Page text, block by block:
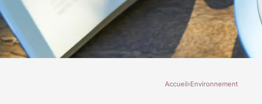
Accueil›Environnement